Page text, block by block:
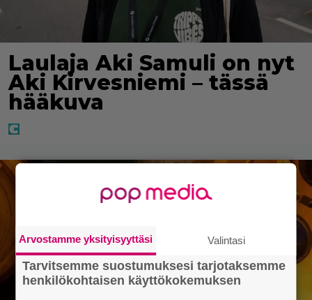
Laulaja Aki Samuli on nyt
Aki Kirvesniemi – tässä
hääkuva
Arvostamme yksityisyyttäsi Valintasi
Tarvitsemme suostumuksesi tarjotaksemme
henkilökohtaisen käyttökokemuksen